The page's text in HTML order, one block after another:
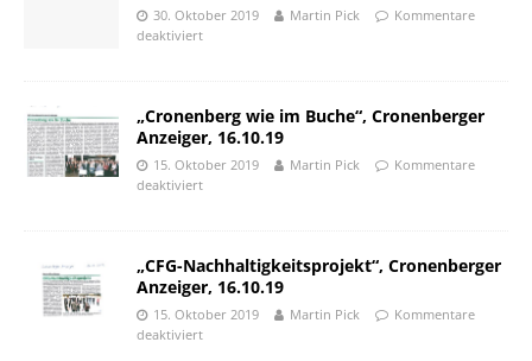
30. Oktober 2019 Martin Pick
Kommentare
deaktiviert
„Cronenberg wie im Buche“, Cronenberger
Anzeiger, 16.10.19
15. Oktober 2019 Martin Pick
Kommentare
deaktiviert
„CFG-Nachhaltigkeitsprojekt“, Cronenberger
Anzeiger, 16.10.19
15. Oktober 2019 Martin Pick
Kommentare
deaktiviert